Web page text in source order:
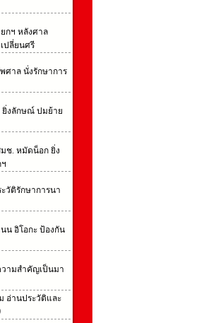
กฯ หลังศาล
ปลี่ยนศรี
ศาล นั่งรักษาการ
ยิ่งลักษณ์ ปมย้าย
มช. หมัดน็อก ยิ่ง
วัติรักษาการนา
น อิโอกะ ป้องกัน
ามสำคัญเป็นมา
อ่านประวัติและ